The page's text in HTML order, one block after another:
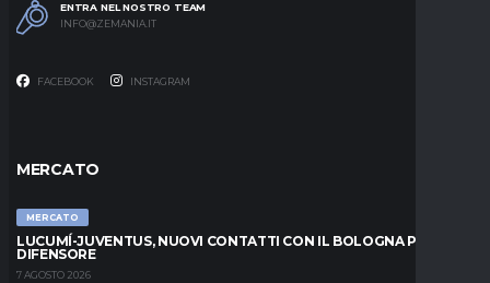
ENTRA NEL NOSTRO TEAM
INFO@ZEMANIA.IT
FACEBOOK INSTAGRAM
MERCATO
MERCATO
LUCUMÍ-JUVENTUS, NUOVI CONTATTI CON IL BOLOGNA PER IL
DIFENSORE
7 AGOSTO 2026